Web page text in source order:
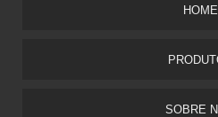
HOME
SOBRE